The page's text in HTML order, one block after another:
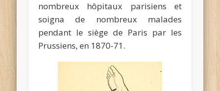
nombreux hôpitaux parisiens et
soigna de nombreux malades
pendant le siège de Paris par les
Prussiens, en 1870-71.